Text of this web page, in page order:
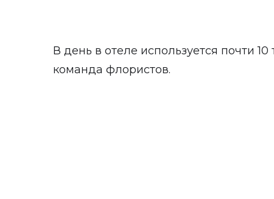
В день в отеле используется почти
команда флористов.